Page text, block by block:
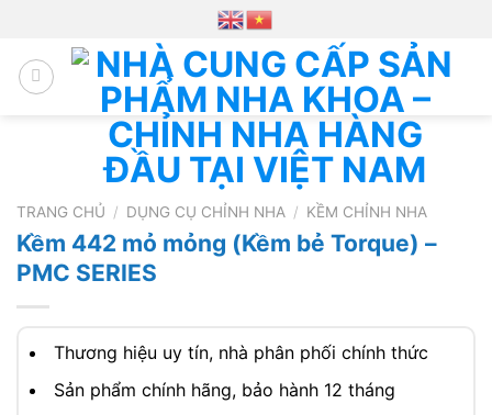
nội
dung
TRANG CHỦ / DỤNG CỤ CHỈNH NHA / KỀM CHỈNH NHA
Kềm 442 mỏ mỏng (Kềm bẻ Torque) –
PMC SERIES
Thương hiệu uy tín, nhà phân phối chính thức
Sản phẩm chính hãng, bảo hành 12 tháng